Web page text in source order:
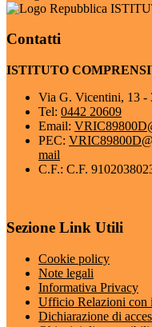
Contatti
ISTITUTO
Via G. Vicentini, 13 -
Tel: 0442 20609
Email:
PEC:
mail
C.F.: C.F.
Sezione Link Utili
Cookie policy
Note legali
Informativa Privacy
Ufficio Relazioni con
Dichiarazione di